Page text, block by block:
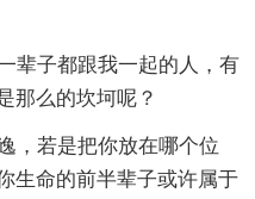
辈子都跟我一起的人，有
那么的坎坷呢？
，若是把你放在哪个位
生命的前半辈子或许属于